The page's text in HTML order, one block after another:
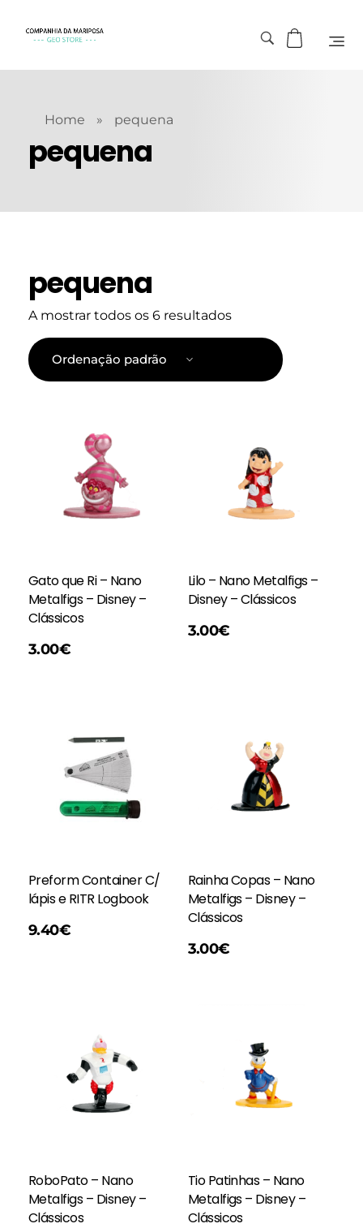
Home » pequena
pequena
pequena
A mostrar todos os 6 resultados
Gato que Ri – Nano
Metalfigs – Disney –
Clássicos
3.00€
Lilo – Nano Metalfigs –
Disney – Clássicos
3.00€
Adicionar
Preform Container C/
lápis e RITR Logbook
9.40€
Rainha Copas – Nano
Metalfigs – Disney –
Clássicos
3.00€
RoboPato – Nano
Metalfigs – Disney –
Clássicos
Tio Patinhas – Nano
Metalfigs – Disney –
Clássicos